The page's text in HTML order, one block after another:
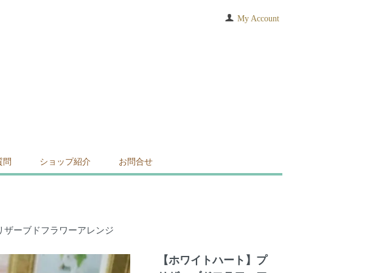
My Account
問 ショップ紹介 お問合せ
ザーブドフラワーアレンジ
【ホワイトハート】プ